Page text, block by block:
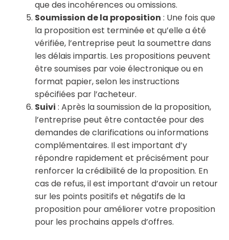
que des incohérences ou omissions.
Soumission de la proposition : Une fois que
la proposition est terminée et qu’elle a été
vérifiée, l’entreprise peut la soumettre dans
les délais impartis. Les propositions peuvent
être soumises par voie électronique ou en
format papier, selon les instructions
spécifiées par l’acheteur.
Suivi : Après la soumission de la proposition,
l’entreprise peut être contactée pour des
demandes de clarifications ou informations
complémentaires. Il est important d’y
répondre rapidement et précisément pour
renforcer la crédibilité de la proposition. En
cas de refus, il est important d’avoir un retour
sur les points positifs et négatifs de la
proposition pour améliorer votre proposition
pour les prochains appels d’offres.